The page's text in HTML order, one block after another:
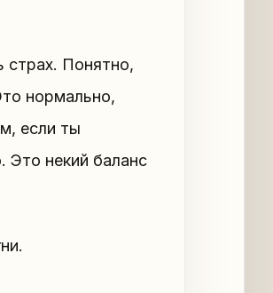
Понятно,
нормально,
если ты
Это некий баланс